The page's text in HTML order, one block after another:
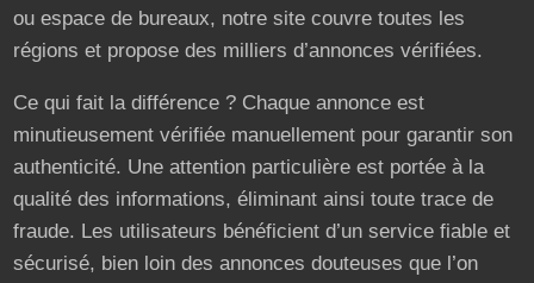
ou espace de bureaux, notre site couvre toutes les
régions et propose des milliers d’annonces vérifiées.
Ce qui fait la différence ? Chaque annonce est
minutieusement vérifiée manuellement pour garantir son
authenticité. Une attention particulière est portée à la
qualité des informations, éliminant ainsi toute trace de
fraude. Les utilisateurs bénéficient d’un service fiable et
sécurisé, bien loin des annonces douteuses que l’on